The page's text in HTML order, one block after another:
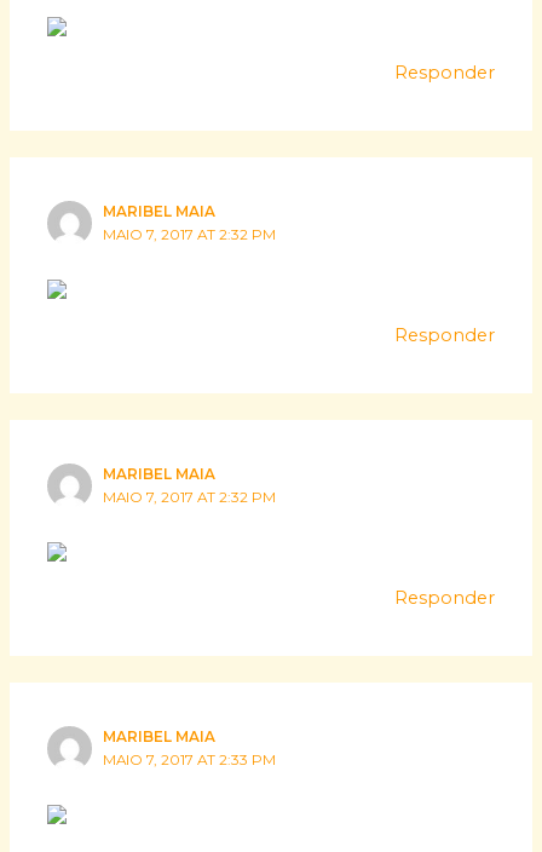
Responder
MARIBEL MAIA
MAIO 7, 2017 AT 2:32 PM
Responder
MARIBEL MAIA
MAIO 7, 2017 AT 2:32 PM
Responder
MARIBEL MAIA
MAIO 7, 2017 AT 2:33 PM